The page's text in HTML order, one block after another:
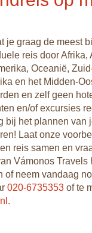
je graag de meest
reis door Afrika,
Oceanië,
en het Midden-
en zelf geen
en/of excursies
bij het plannen van
Laat onze
reis samen en
Vámonos Travels
of neem vandaag
020-6735353 of te
.